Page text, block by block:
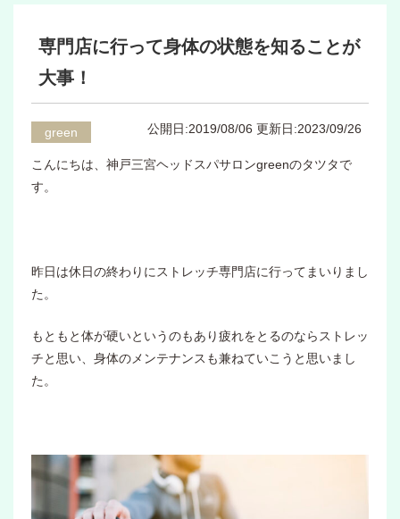
専門店に行って身体の状態を知ることが
大事！
green 公開日:2019/08/06 更新日:2023/09/26
こんにちは、神戸三宮ヘッドスパサロンgreenのタツタで
す。
昨日は休日の終わりにストレッチ専門店に行ってまいりまし
た。
もともと体が硬いというのもあり疲れをとるのならストレッ
チと思い、身体のメンテナンスも兼ねていこうと思いまし
た。